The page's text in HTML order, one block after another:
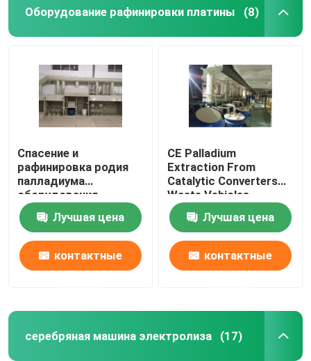
Оборудование рафинировки платины (8)
Спасение и
рафинировка родия
палладиума
оборудования
рафинировки платины
нефтехимической
промышленности
Лучшая цена
контактные
CE Palladium
Extraction From
Catalytic Converters
Waste Vehicles
Лучшая цена
контактные
серебряная машина электролиза (17)